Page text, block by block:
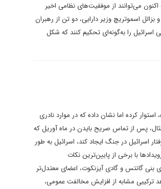
می‌توانند از موفقیت‌های نظامی اخیر
اسموتریچ وزیر دارایی، دو تن از رهبران
اسرائیل را به‌گونه‌ای تحکیم کنند که شکل
کرده اما نشان داده که در موارد نادری
پس از تماس صریح بایدن در ماه آوریل که
اسرائیل در جنگ ایجاد کند، اسرائیل به طور
با برخی از پایین‌ترین نکات
بنی گانتس و گادی آیزنکوت، اعضای معتدل‌تر
ترکیبی مشابه از افزایش مخالفت عمومی،